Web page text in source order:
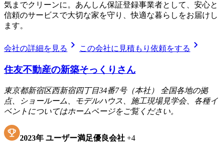
気までクリーンに。あんしん保証登録事業者として、安心と
信頼のサービスで大切な家を守り、快適な暮らしをお届けし
ます。
会社の詳細を見る chevron_right この会社に見積もり依頼をする chevron_right
住友不動産の新築そっくりさん
東京都新宿区西新宿四丁目34番7号（本社） 全国各地の拠
点、ショールーム、モデルハウス、施工現場見学会、各種イ
ベントについてはホームページをご覧ください。
2023年 ユーザー満足優良会社 +4